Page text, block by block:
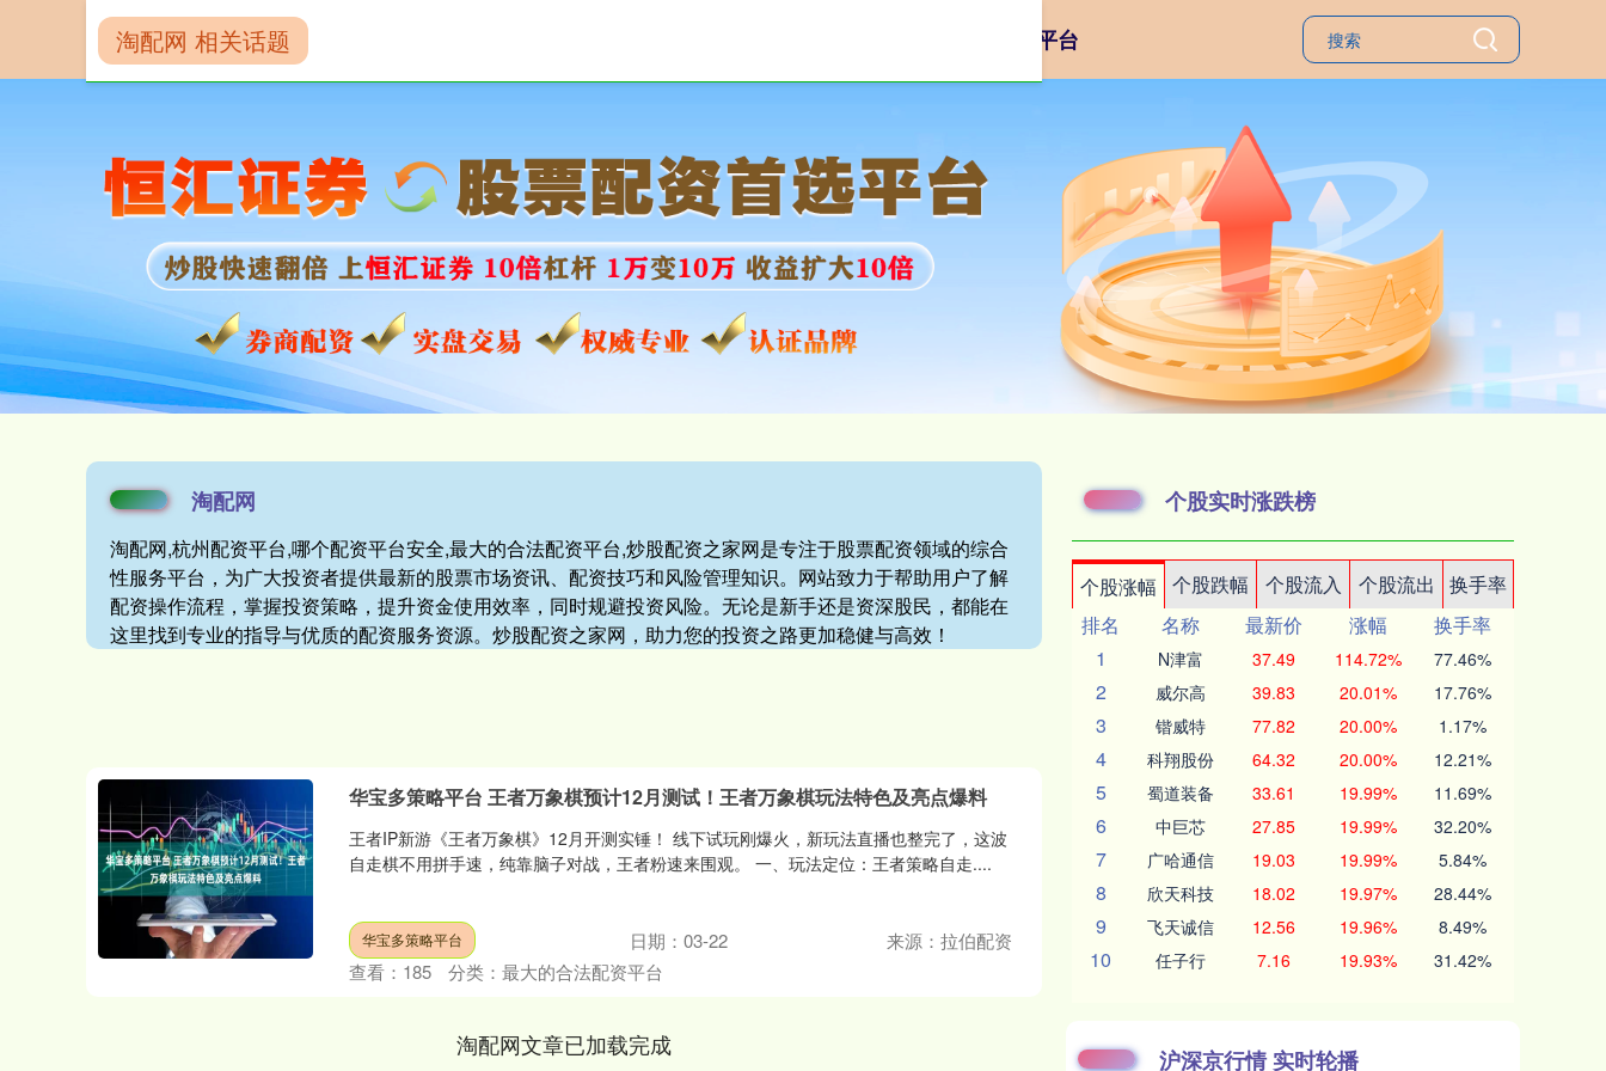
最大的合法配资平台
淘配网
淘配网,杭州配资平台,哪个配资平台安全,最大的合法配资平台,炒股配资之家网是专注于股票配资领域的综合
性服务平台，为广大投资者提供最新的股票市场资讯、配资技巧和风险管理知识。网站致力于帮助用户了解
配资操作流程，掌握投资策略，提升资金使用效率，同时规避投资风险。无论是新手还是资深股民，都能在
这里找到专业的指导与优质的配资服务资源。炒股配资之家网，助力您的投资之路更加稳健与高效！
淘配网 相关话题
华宝多策略平台 王者万象棋预计12月测试！王者万象棋玩法特色及亮点爆料
王者IP新游《王者万象棋》12月开测实锤！ 线下试玩刚爆火，新玩法直播也整完了，这波
自走棋不用拼手速，纯靠脑子对战，王者粉速来围观。 一、玩法定位：王者策略自走....
华宝多策略平台 日期：03-22
来源：拉伯配资
查看： 185 分类： 最大的合法配资平台
淘配网文章已加载完成
个股实时涨跌榜
个股涨幅 个股跌幅 个股流入 个股流出
换手率
排名
名称 最新价 涨幅
换手率
1
N津富 37.49 114.72% 77.46%
2 威尔高 39.83 20.01% 17.76%
3 锴威特 77.82 20.00% 1.17%
4 科翔股份 64.32 20.00% 12.21%
5 蜀道装备 33.61 19.99% 11.69%
6 中巨芯 27.85 19.99% 32.20%
7 广哈通信 19.03 19.99% 5.84%
8 欣天科技 18.02 19.97% 28.44%
9 飞天诚信 12.56 19.96% 8.49%
10 任子行 7.16 19.93% 31.42%
沪深京行情 实时轮播